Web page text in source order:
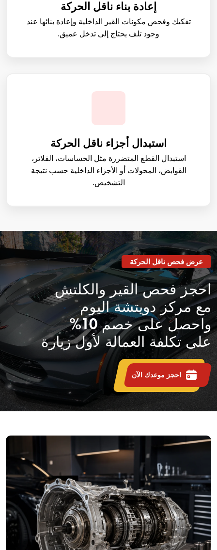
إعادة بناء ناقل الحركة
تفكيك وفحص مكونات القير الداخلية وإعادة بنائها عند
وجود تلف يحتاج إلى تدخل عميق.
استبدال أجزاء ناقل الحركة
استبدال القطع المتضررة مثل الحساسات، الفلاتر،
القوابض، المحولات أو الأجزاء الداخلية حسب نتيجة
التشخيص.
عرض فحص ناقل الحركة
احجز فحص القير والكلتش
مع مركز دويتشة اليوم
واحصل على خصم 10%
على تكلفة العمالة لأول زيارة
احجز موعدك الآن